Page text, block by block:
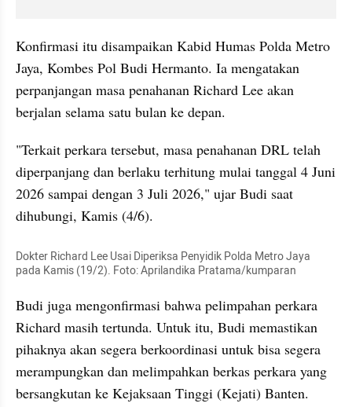
Konfirmasi itu disampaikan Kabid Humas Polda Metro
Jaya, Kombes Pol Budi Hermanto. Ia mengatakan
perpanjangan masa penahanan Richard Lee akan
berjalan selama satu bulan ke depan.
"Terkait perkara tersebut, masa penahanan DRL telah
diperpanjang dan berlaku terhitung mulai tanggal 4 Juni
2026 sampai dengan 3 Juli 2026," ujar Budi saat
dihubungi, Kamis (4/6).
Dokter Richard Lee Usai Diperiksa Penyidik Polda Metro Jaya
pada Kamis (19/2). Foto: Aprilandika Pratama/kumparan
Budi juga mengonfirmasi bahwa pelimpahan perkara
Richard masih tertunda. Untuk itu, Budi memastikan
pihaknya akan segera berkoordinasi untuk bisa segera
merampungkan dan melimpahkan berkas perkara yang
bersangkutan ke Kejaksaan Tinggi (Kejati) Banten.